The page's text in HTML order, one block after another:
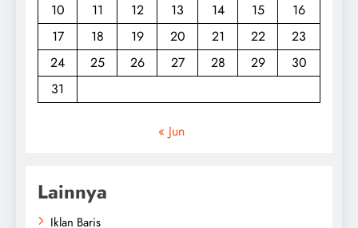
10
11 12 13 14 15
16
17
18 19 20 21 22
23
24
25 26 27 28 29
30
31
« Jun
Lainnya
Iklan Baris